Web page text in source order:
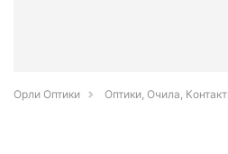
Орли Оптики Оптики, Очила,